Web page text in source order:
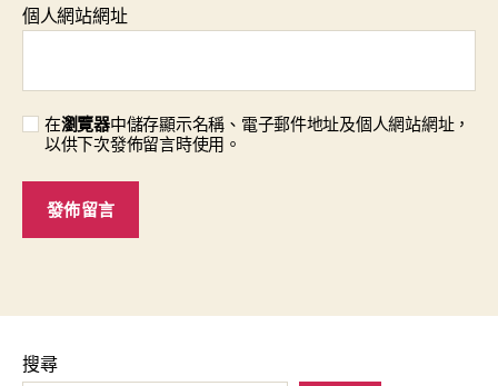
個人網站網址
在瀏覽器中儲存顯示名稱、電子郵件地址及個人網站網址，
以供下次發佈留言時使用。
搜尋